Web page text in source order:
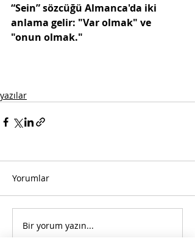
“Sein” sözcüğü Almanca'da iki
anlama gelir: "Var olmak" ve
"onun olmak."
yazılar
Yorumlar
Bir yorum yazın...